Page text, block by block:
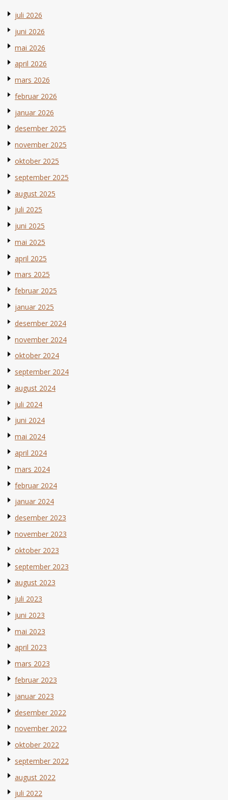
juli 2026
juni 2026
mai 2026
april 2026
mars 2026
februar 2026
januar 2026
desember 2025
november 2025
oktober 2025
september 2025
august 2025
juli 2025
juni 2025
mai 2025
april 2025
mars 2025
februar 2025
januar 2025
desember 2024
november 2024
oktober 2024
september 2024
august 2024
juli 2024
juni 2024
mai 2024
april 2024
mars 2024
februar 2024
januar 2024
desember 2023
november 2023
oktober 2023
september 2023
august 2023
juli 2023
juni 2023
mai 2023
april 2023
mars 2023
februar 2023
januar 2023
desember 2022
november 2022
oktober 2022
september 2022
august 2022
juli 2022